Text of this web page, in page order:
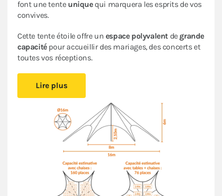
font une tente uniquequi marquera les esprits de vos
convives.
Cette tente étoile offre un espace polyvalent de grande
capacitépour accueillir des mariages, des concerts et
toutes vos réceptions.
facilement, en suivant les indications de
montage, ce qui simplifiera la logistique de votre
organisation d’événements . Son
une ambiance conviviale et accueillante. Un espace
que vous pourrez aménager comme bon vous semble.
La forme et la hauteur de cette tente originale vous
assurent unevisibilité unique
lors de tous vos
événements en extérieur.
Lire plus